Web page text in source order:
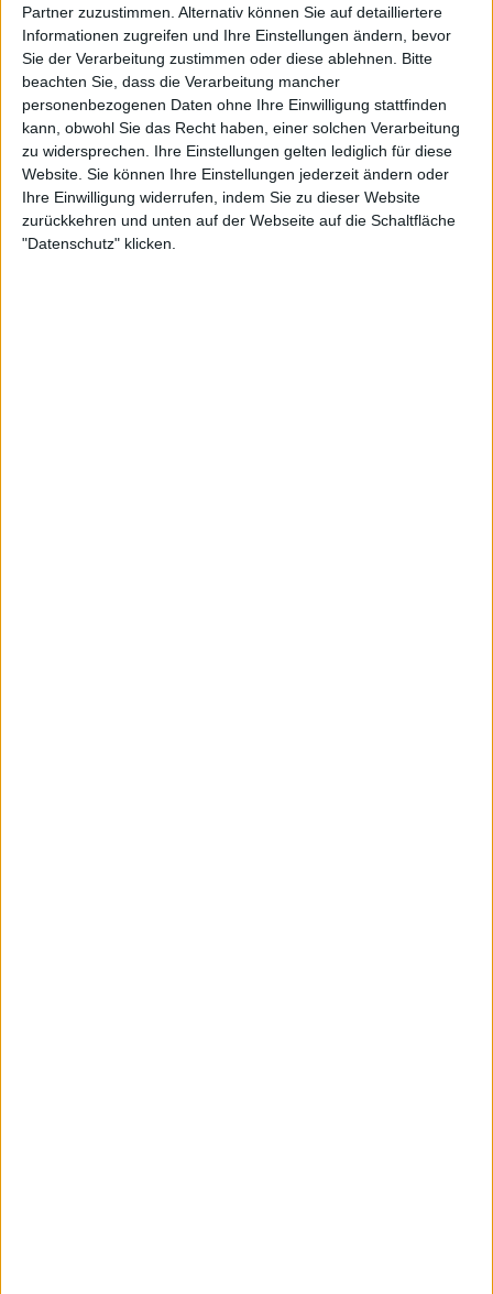
Partner zuzustimmen. Alternativ können Sie auf detailliertere
Informationen zugreifen und Ihre Einstellungen ändern, bevor
Sie der Verarbeitung zustimmen oder diese ablehnen.
Bitte
beachten Sie, dass die Verarbeitung mancher
personenbezogenen Daten ohne Ihre Einwilligung stattfinden
kann, obwohl Sie das Recht haben, einer solchen Verarbeitung
zu widersprechen. Ihre Einstellungen gelten lediglich für diese
Website. Sie können Ihre Einstellungen jederzeit ändern oder
Ihre Einwilligung widerrufen, indem Sie zu dieser Website
zurückkehren und unten auf der Webseite auf die Schaltfläche
"Datenschutz" klicken.
Watch on X